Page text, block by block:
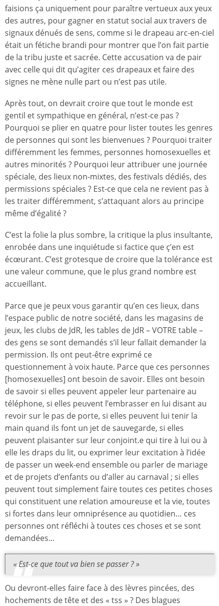
faisions ça uniquement pour paraître vertueux aux yeux
des autres, pour gagner en statut social aux travers de
signaux dénués de sens, comme si le drapeau arc-en-ciel
était un fétiche brandi pour montrer que l’on fait partie
de la tribu juste et sacrée. Cette accusation va de pair
avec celle qui dit qu’agiter ces drapeaux et faire des
signes ne mène nulle part ou n’est pas utile.
Après tout, on devrait croire que tout le monde est
gentil et sympathique en général, n’est-ce pas ?
Pourquoi se plier en quatre pour lister toutes les genres
de personnes qui sont les bienvenues ? Pourquoi traiter
différemment les femmes, personnes homosexuelles et
autres minorités ? Pourquoi leur attribuer une journée
spéciale, des lieux non-mixtes, des festivals dédiés, des
permissions spéciales ? Est-ce que cela ne revient pas à
les traiter différemment, s’attaquant alors au principe
même d’égalité ?
C’est la folie la plus sombre, la critique la plus insultante,
enrobée dans une inquiétude si factice que ç’en est
écœurant. C’est grotesque de croire que la tolérance est
une valeur commune, que le plus grand nombre est
accueillant.
Parce que je peux vous garantir qu’en ces lieux, dans
l’espace public de notre société, dans les magasins de
jeux, les clubs de JdR, les tables de JdR – VOTRE table –
des gens se sont demandés s’il leur fallait demander la
permission. Ils ont peut-être exprimé ce
questionnement à voix haute. Parce que ces personnes
[homosexuelles] ont besoin de savoir. Elles ont besoin
de savoir si elles peuvent appeler leur partenaire au
téléphone, si elles peuvent l’embrasser en lui disant au
revoir sur le pas de porte, si elles peuvent lui tenir la
main quand ils font un jet de sauvegarde, si elles
peuvent plaisanter sur leur conjoint.e qui tire à lui ou à
elle les draps du lit, ou exprimer leur excitation à l’idée
de passer un week-end ensemble ou parler de mariage
et de projets d’enfants ou d’aller au carnaval ; si elles
peuvent tout simplement faire toutes ces petites choses
qui constituent une relation amoureuse et la vie, toutes
si fortes dans leur omniprésence au quotidien… ces
personnes ont réfléchi à toutes ces choses et se sont
demandées…
« Est-ce que tout va bien se passer ? »
Ou devront-elles faire face à des lèvres pincées, des
hochements de tête et des « tss » ? Des blagues